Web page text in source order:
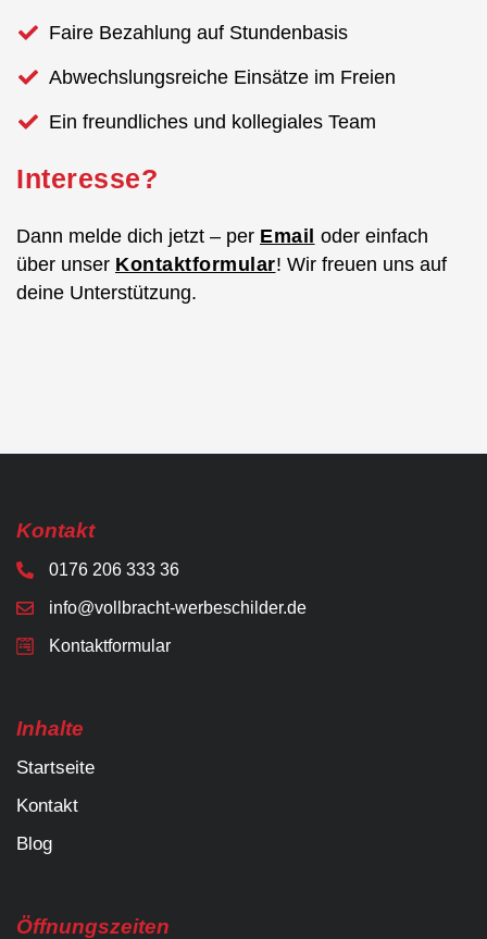
Faire Bezahlung auf Stundenbasis
Abwechslungsreiche Einsätze im Freien
Ein freundliches und kollegiales Team
Interesse?
Dann melde dich jetzt – per Email oder einfach
über unser Kontaktformular! Wir freuen uns auf
deine Unterstützung.
Kontakt
0176 206 333 36
info@vollbracht-werbeschilder.de
Kontaktformular
Inhalte
Startseite
Kontakt
Blog
Öffnungszeiten